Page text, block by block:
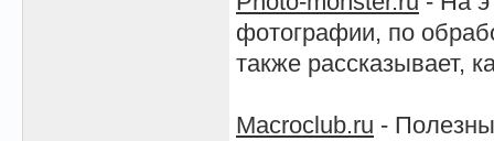
фотографии, по
также рассказывает,
Macroclub.ru -